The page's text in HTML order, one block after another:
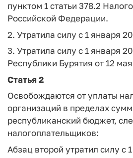
пунктом 1 статьи 378.2
Российской Федерации.
2. Утратила силу с 1 января
3. Утратила силу с 1 января
Республики Бурятия от 12
Статья 2
Освобождаются от уплаты
организаций в пределах
республиканский бюджет,
налогоплательщиков:
Абзац второй утратил силу с